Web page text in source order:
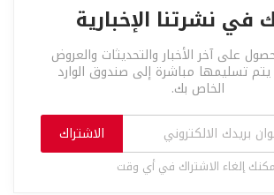
في نشرتنا الإخبارية
على آخر الأخبار والتحديثات والعروض
يتم تسليمها مباشرة إلى صندوق الوارد
الخاص بك.
الاشتراك
إلغاء الاشتراك في أي وقت